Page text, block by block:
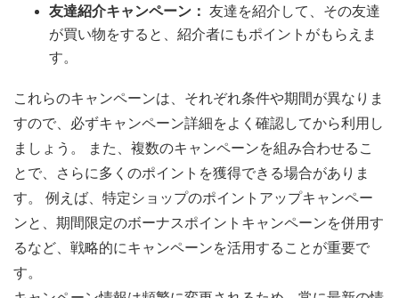
友達紹介キャンペーン： 友達を紹介して、その友達
が買い物をすると、紹介者にもポイントがもらえま
す。
これらのキャンペーンは、それぞれ条件や期間が異なりま
すので、必ずキャンペーン詳細をよく確認してから利用し
ましょう。 また、複数のキャンペーンを組み合わせるこ
とで、さらに多くのポイントを獲得できる場合がありま
す。 例えば、特定ショップのポイントアップキャンペー
ンと、期間限定のボーナスポイントキャンペーンを併用す
るなど、戦略的にキャンペーンを活用することが重要で
す。